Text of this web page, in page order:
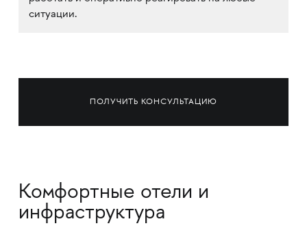
ситуации.
ПОЛУЧИТЬ КОНСУЛЬТАЦИЮ
Комфортные отели и
инфраструктура